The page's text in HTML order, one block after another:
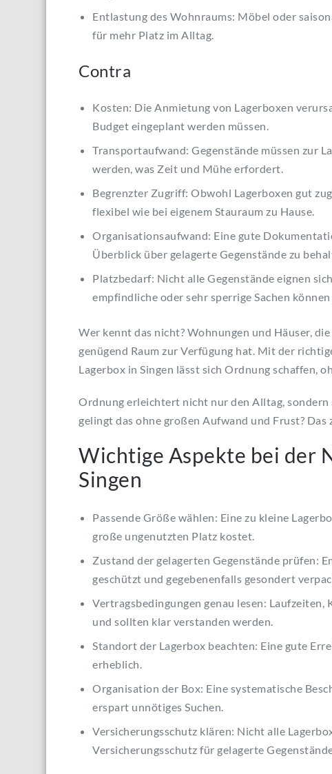
Entlastung des Wohnraums: Möbel oder
für mehr Platz im Alltag.
Contra
Kosten: Die Anmietung von Lagerboxen
Budget eingeplant werden müssen.
Transportaufwand: Gegenstände müssen zur
werden, was Zeit und Mühe erfordert.
Begrenzter Zugriff: Obwohl Lagerboxen gut
flexibel wie bei eigenem Stauraum zu Hause.
Organisationsaufwand: Eine gute
Überblick über gelagerte Gegenstände zu
Platzbedarf: Nicht alle Gegenstände eignen
empfindliche oder sehr sperrige Sachen
Wer kennt das nicht? Wohnungen und Häuser,
genügend Raum zur Verfügung hat. Mit der
Lagerbox in Singen lässt sich Ordnung schaffen,
Ordnung erleichtert nicht nur den Alltag,
gelingt das ohne großen Aufwand und Frust? Das
Wichtige Aspekte bei der
Singen
Passende Größe wählen: Eine zu kleine
große ungenutzten Platz kostet.
Zustand der gelagerten Gegenstände prüfen:
geschützt und gegebenenfalls gesondert
Vertragsbedingungen genau lesen:
und sollten klar verstanden werden.
Standort der Lagerbox beachten: Eine gute
erheblich.
Organisation der Box: Eine systematische
erspart unnötiges Suchen.
Versicherungsschutz klären: Nicht alle
Versicherungsschutz für gelagerte